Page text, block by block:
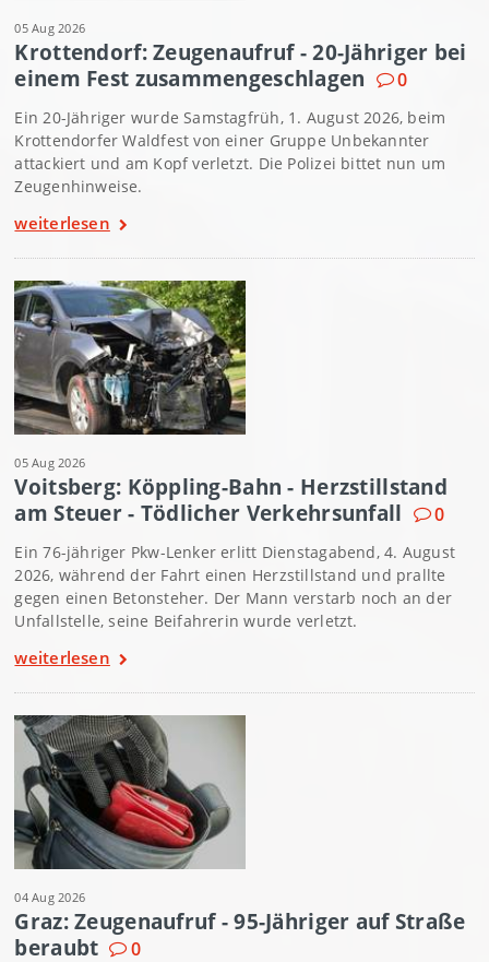
05 Aug 2026
Krottendorf: Zeugenaufruf - 20-Jähriger bei
einem Fest zusammengeschlagen
0
Ein 20-Jähriger wurde Samstagfrüh, 1. August 2026, beim
Krottendorfer Waldfest von einer Gruppe Unbekannter
attackiert und am Kopf verletzt. Die Polizei bittet nun um
Zeugenhinweise.
weiterlesen
05 Aug 2026
Voitsberg: Köppling-Bahn - Herzstillstand
am Steuer - Tödlicher Verkehrsunfall
0
Ein 76-jähriger Pkw-Lenker erlitt Dienstagabend, 4. August
2026, während der Fahrt einen Herzstillstand und prallte
gegen einen Betonsteher. Der Mann verstarb noch an der
Unfallstelle, seine Beifahrerin wurde verletzt.
weiterlesen
04 Aug 2026
Graz: Zeugenaufruf - 95-Jähriger auf Straße
beraubt
0